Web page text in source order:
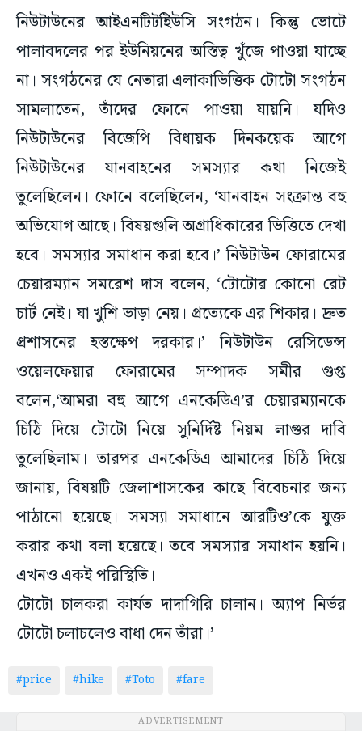
নিউটাউনের আইএনটিটইিউসি সংগঠন। কিন্তু ভোটে
পালাবদলের পর ইউনিয়নের অস্তিত্ব খুঁজে পাওয়া যাচ্ছে
না। সংগঠনের যে নেতারা এলাকাভিত্তিক টোটো সংগঠন
সামলাতেন, তাঁদের ফোনে পাওয়া যায়নি। যদিও
নিউটাউনের বিজেপি বিধায়ক দিনকয়েক আগে
নিউটাউনের যানবাহনের সমস্যার কথা নিজেই
তুলেছিলেন। ফোনে বলেছিলেন, ‘যানবাহন সংক্রান্ত বহু
অভিযোগ আছে। বিষয়গুলি অগ্রাধিকারের ভিত্তিতে দেখা
হবে। সমস্যার সমাধান করা হবে।’ নিউটাউন ফোরামের
চেয়ারম্যান সমরেশ দাস বলেন, ‘টোটোর কোনো রেট
চার্ট নেই। যা খুশি ভাড়া নেয়। প্রত্যেকে এর শিকার। দ্রুত
প্রশাসনের হস্তক্ষেপ দরকার।’ নিউটাউন রেসিডেন্স
ওয়েলফেয়ার ফোরামের সম্পাদক সমীর গুপ্ত
বলেন,‘আমরা বহু আগে এনকেডিএ’র চেয়ারম্যানকে
চিঠি দিয়ে টোটো নিয়ে সুনির্দিষ্ট নিয়ম লাগুর দাবি
তুলেছিলাম। তারপর এনকেডিএ আমাদের চিঠি দিয়ে
জানায়, বিষয়টি জেলাশাসকের কাছে বিবেচনার জন্য
পাঠানো হয়েছে। সমস্যা সমাধানে আরটিও’কে যুক্ত
করার কথা বলা হয়েছে। তবে সমস্যার সমাধান হয়নি।
এখনও একই পরিস্থিতি।
টোটো চালকরা কার্যত দাদাগিরি চালান। অ্যাপ নির্ভর
টোটো চলাচলেও বাধা দেন তাঁরা।’
#price #hike #Toto #fare
ADVERTISEMENT